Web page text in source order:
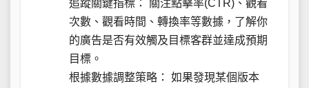
追蹤關鍵指標： 關注點擊率(CTR)、觀看
次數、觀看時間、轉換率等數據，了解你
的廣告是否有效觸及目標客群並達成預期
目標。
根據數據調整策略： 如果發現某個版本